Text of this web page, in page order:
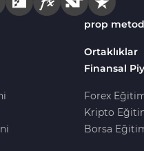
prop
Ortaklıklar
Finansal
Forex
Kripto
Borsa